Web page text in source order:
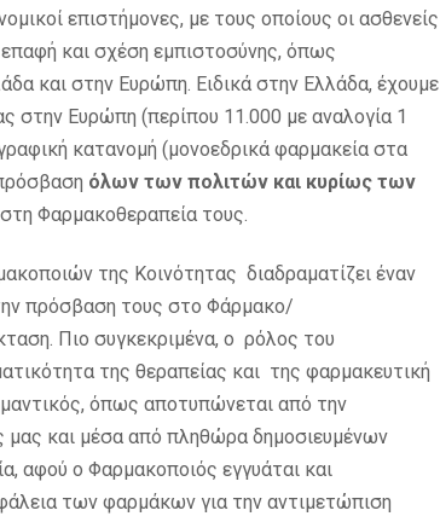
επιστήμονες, με τους οποίους οι ασθενείς
και σχέση εμπιστοσύνης, όπως
και στην Ευρώπη. Ειδικά στην Ελλάδα, έχουμε
στην Ευρώπη (περίπου 11.000 με αναλογία 1
κατανομή (μονοεδρικά φαρμακεία στα
όλων των πολιτών και κυρίως των
Φαρμακοθεραπεία τους.
της Κοινότητας διαδραματίζει έναν
πρόσβαση τους στο Φάρμακο/
Πιο συγκεκριμένα, ο ρόλος του
της θεραπείας και της φαρμακευτική
όπως αποτυπώνεται από την
μας και μέσα από πληθώρα δημοσιευμένων
αφού ο Φαρμακοποιός εγγυάται και
των φαρμάκων για την αντιμετώπιση